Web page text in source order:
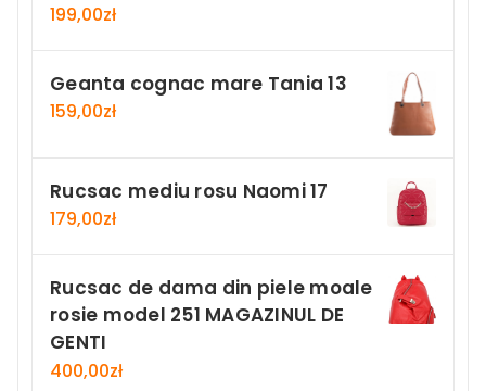
199,00zł
Geanta cognac mare Tania 13
159,00zł
Rucsac mediu rosu Naomi 17
179,00zł
Rucsac de dama din piele moale
rosie model 251 MAGAZINUL DE
GENTI
400,00zł